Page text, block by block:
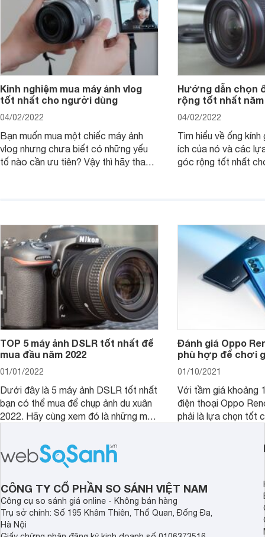
Kinh nghiệm mua máy ảnh vlog
tốt nhất cho người dùng
04/02/2022
Bạn muốn mua một chiếc máy ảnh
vlog nhưng chưa biết có những yếu
tố nào cần ưu tiên? Vậy thì hãy tham
Hướng dẫn chọn
rộng tốt nhất năm
04/02/2022
Tìm hiểu về ống
ích của nó và các
góc rộng tốt nhất
TOP 5 máy ảnh DSLR tốt nhất để
mua đầu năm 2022
01/01/2022
Dưới đây là 5 máy ảnh DSLR tốt nhất
bạn có thể mua để chụp ảnh du xuân
2022. Hãy cùng xem đó là những mẫu
Đánh giá Oppo
phù hợp để chơi
01/10/2021
Với tầm giá khoảng
điện thoại Oppo
phải là lựa chọn tốt
CÔNG TY CỔ PHẦN SO SÁNH VIỆT NAM
Công cụ so sánh giá online - Không bán hàng
Trụ sở chính: Số 195 Khâm Thiên, Thổ Quan, Đống Đa,
Hà Nội